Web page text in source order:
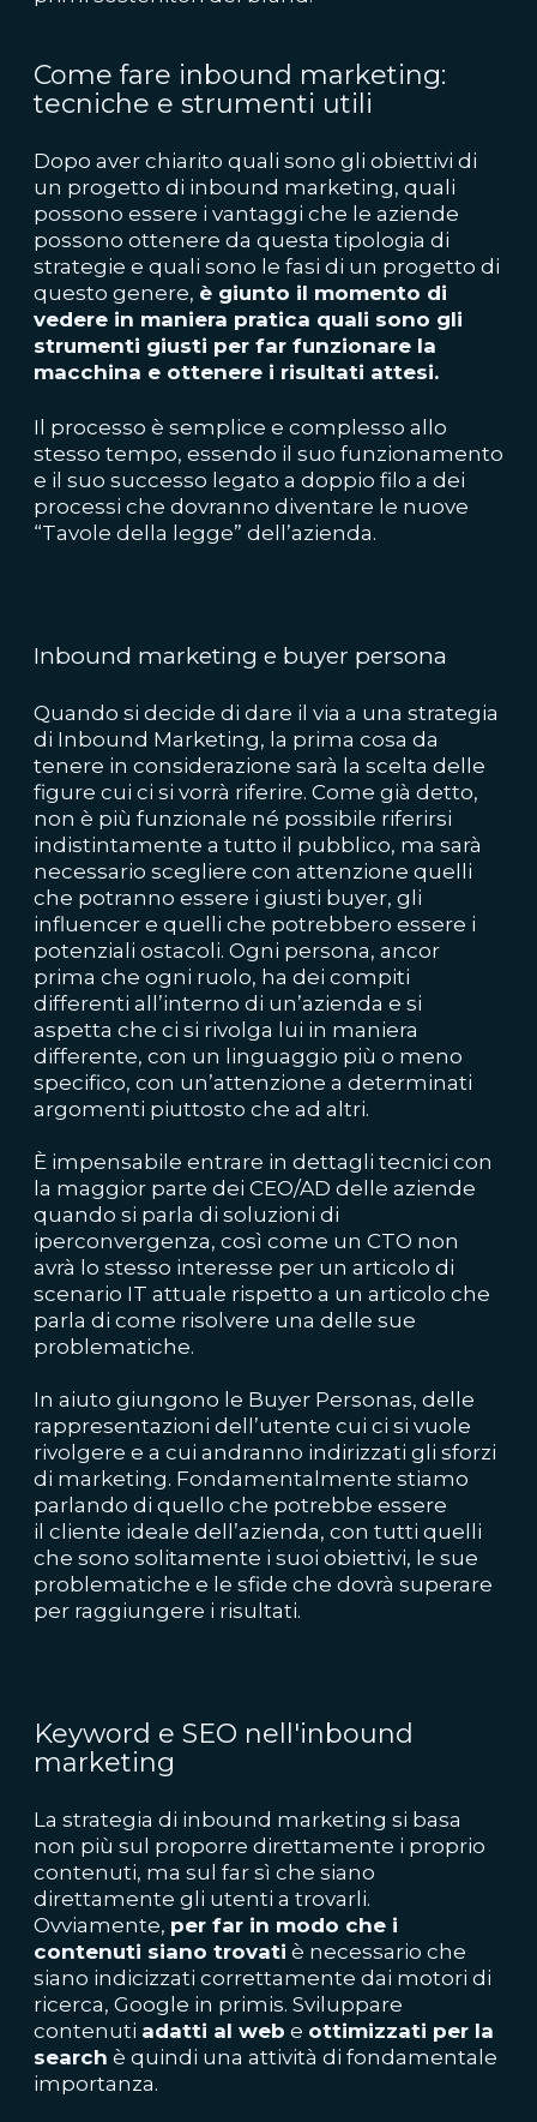
Come fare inbound marketing:
tecniche e strumenti utili
Dopo aver chiarito quali sono gli obiettivi di
un progetto di inbound marketing, quali
possono essere i vantaggi che le aziende
possono ottenere da questa tipologia di
strategie e quali sono le fasi di un progetto di
questo genere, è giunto il momento di
vedere in maniera pratica quali sono gli
strumenti giusti per far funzionare la
macchina e ottenere i risultati attesi.
Il processo è semplice e complesso allo
stesso tempo, essendo il suo funzionamento
e il suo successo legato a doppio filo a dei
processi che dovranno diventare le nuove
“Tavole della legge” dell’azienda.
Inbound marketing e buyer persona
Quando si decide di dare il via a una strategia
di Inbound Marketing, la prima cosa da
tenere in considerazione sarà la scelta delle
figure cui ci si vorrà riferire. Come già detto,
non è più funzionale né possibile riferirsi
indistintamente a tutto il pubblico, ma sarà
necessario scegliere con attenzione quelli
che potranno essere i giusti buyer, gli
influencer e quelli che potrebbero essere i
potenziali ostacoli. Ogni persona, ancor
prima che ogni ruolo, ha dei compiti
differenti all’interno di un’azienda e si
aspetta che ci si rivolga lui in maniera
differente, con un linguaggio più o meno
specifico, con un’attenzione a determinati
argomenti piuttosto che ad altri.
È impensabile entrare in dettagli tecnici con
la maggior parte dei CEO/AD delle aziende
quando si parla di soluzioni di
iperconvergenza, così come un CTO non
avrà lo stesso interesse per un articolo di
scenario IT attuale rispetto a un articolo che
parla di come risolvere una delle sue
problematiche.
In aiuto giungono le Buyer Personas, delle
rappresentazioni dell’utente cui ci si vuole
rivolgere e a cui andranno indirizzati gli sforzi
di marketing. Fondamentalmente stiamo
parlando di quello che potrebbe essere
il cliente ideale dell’azienda, con tutti quelli
che sono solitamente i suoi obiettivi, le sue
problematiche e le sfide che dovrà superare
per raggiungere i risultati.
Keyword e SEO nell'inbound
marketing
La strategia di inbound marketing si basa
non più sul proporre direttamente i proprio
contenuti, ma sul far sì che siano
direttamente gli utenti a trovarli.
Ovviamente, per far in modo che i
contenuti siano trovati è necessario che
siano indicizzati correttamente dai motori di
ricerca, Google in primis. Sviluppare
contenuti adatti al web e ottimizzati per la
search è quindi una attività di fondamentale
importanza.